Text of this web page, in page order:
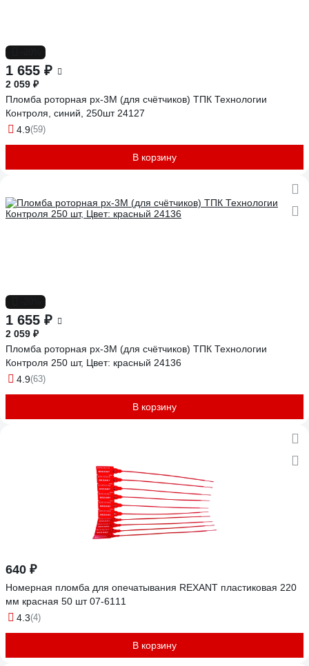
1 655 ₽
2 059 ₽
Пломба роторная рх-3М (для счётчиков) ТПК Технологии
Контроля, синий, 250шт 24127
4.9(59)
В корзину
1 655 ₽
2 059 ₽
Пломба роторная рх-3М (для счётчиков) ТПК Технологии
Контроля 250 шт, Цвет: красный 24136
4.9(63)
В корзину
640 ₽
Номерная пломба для опечатывания REXANT пластиковая 220
мм красная 50 шт 07-6111
4.3(4)
В корзину